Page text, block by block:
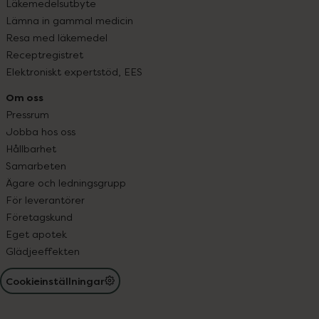
Läkemedelsutbyte
Lämna in gammal medicin
Resa med läkemedel
Receptregistret
Elektroniskt expertstöd, EES
Om oss
Pressrum
Jobba hos oss
Hållbarhet
Samarbeten
Ägare och ledningsgrupp
För leverantörer
Företagskund
Eget apotek
Glädjeeffekten
Cookieinställningar